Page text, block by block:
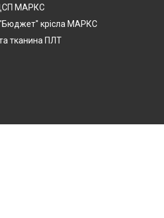
МАРКС
крісла МАРКС
тканина ПЛТ